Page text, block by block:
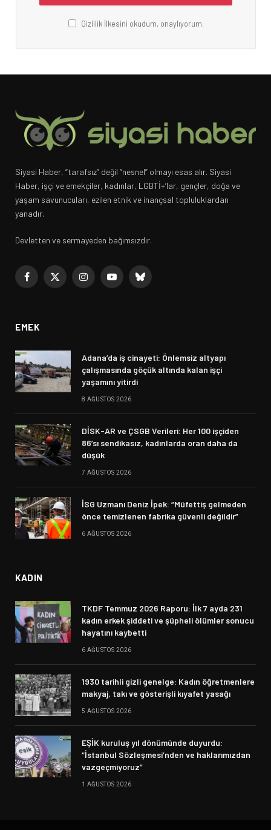
Gizlilik İlkesini okudum, onaylıyorum.
Siyasi Haber, “tarafsız” değil “nesnel” olmayı esas alır. Siyasi
Haber, işçi ve emekçiler, kadınlar, LGBTİ+’lar, gençler, doğa ve
yaşam savunucuları, ezilen etnik ve inançsal topluluklardan
yanadır.
Devletten ve sermayeden bağımsızdır.
Facebook
X
InstagramYouTubeBluesky
EMEK
Adana’da iş cinayeti: Önlemsiz altyapı
çalışmasında göçük altında kalan işçi
yaşamını yitirdi
8 AĞUSTOS 2026
DİSK-AR ve ÇSGB Verileri: Her 100 işçiden
86’sı sendikasız, kadınlarda oran daha da
düşük
7 AĞUSTOS 2026
İSG Uzmanı Deniz İpek: “Müfettiş gelmeden
önce temizlenen fabrika güvenli değildir”
6 AĞUSTOS 2026
KADIN
TKDF Temmuz 2026 Raporu: İlk 7 ayda 231
kadın erkek şiddeti ve şüpheli ölümler sonucu
hayatını kaybetti
6 AĞUSTOS 2026
1930 tarihli gizli genelge: Kadın öğretmenlere
makyaj, takı ve gösterişli kıyafet yasağı
5 AĞUSTOS 2026
EŞİK kuruluş yıl dönümünde duyurdu:
“İstanbul Sözleşmesi’nden ve haklarımızdan
vazgeçmiyoruz”
1 AĞUSTOS 2026